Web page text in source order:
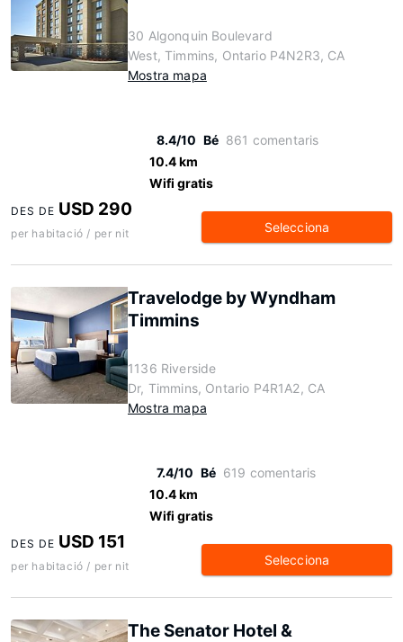
30 Algonquin Boulevard
West, Timmins, Ontario P4N2R3, CA
Mostra mapa
8.4/10 Bé 861 comentaris
10.4 km
Wifi gratis
DES DE USD 290
per habitació / per nit Selecciona
Travelodge by Wyndham
Timmins
1136 Riverside
Dr, Timmins, Ontario P4R1A2, CA
Mostra mapa
7.4/10 Bé 619 comentaris
10.4 km
Wifi gratis
DES DE USD 151
per habitació / per nit Selecciona
The Senator Hotel &